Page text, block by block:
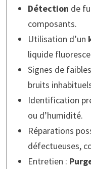
Détection de
composants.
Utilisation d’un
liquide
Signes de
bruits
Identification
ou d’humidité.
Réparations
défectueuses,
Entretien :